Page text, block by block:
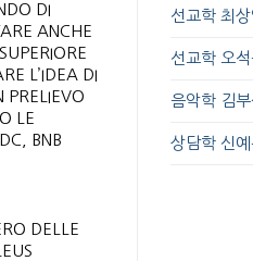
DI
ANCHE
L’IDEA DI
PRELIEVO
LE
BNB
DELLE
선교학 최
선교학 오
음악학 김
상담학 신